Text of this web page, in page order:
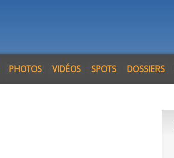
PHOTOS VIDÉOS SPOTS DOSSIERS